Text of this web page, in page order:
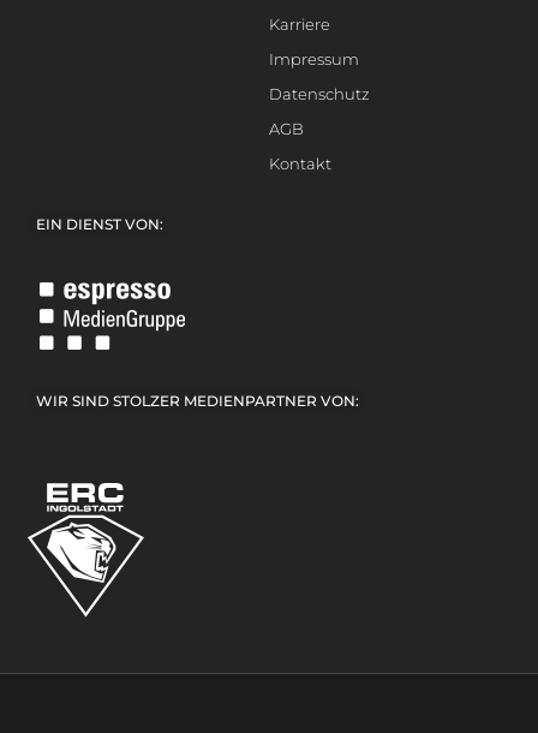
Karriere
Impressum
Datenschutz
AGB
Kontakt
EIN DIENST VON:
WIR SIND STOLZER MEDIENPARTNER VON: